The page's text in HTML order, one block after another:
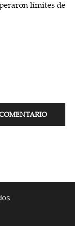
límites de